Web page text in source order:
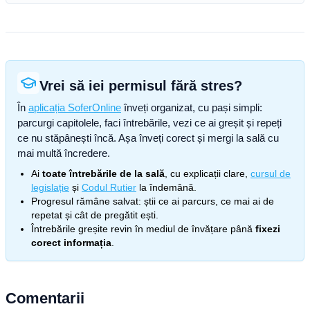
Vrei să iei permisul fără stres?
În aplicația SoferOnline înveți organizat, cu pași simpli:
parcurgi capitolele, faci întrebările, vezi ce ai greșit și repeți
ce nu stăpânești încă. Așa înveți corect și mergi la sală cu
mai multă încredere.
Ai toate întrebările de la sală , cu explicații clare, cursul de
legislație și Codul Rutier la îndemână.
Progresul rămâne salvat: știi ce ai parcurs, ce mai ai de
repetat și cât de pregătit ești.
Întrebările greșite revin în mediul de învățare până fixezi
corect informația
Comentarii